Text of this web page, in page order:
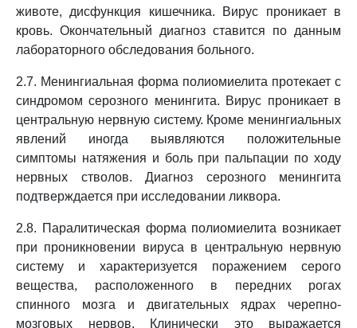
животе, дисфункция кишечника. Вирус проникает в
кровь. Окончательный диагноз ставится по данным
лабораторного обследования больного.
2.7. Менингиальная форма полиомиелита протекает с
синдромом серозного менингита. Вирус проникает в
центральную нервную систему. Кроме менингиальных
явлений иногда выявляются положительные
симптомы натяжения и боль при пальпации по ходу
нервных стволов. Диагноз серозного менингита
подтверждается при исследовании ликвора.
2.8. Паралитическая форма полиомиелита возникает
при проникновении вируса в центральную нервную
систему и характеризуется поражением серого
вещества, расположенного в передних рогах
спинного мозга и двигательных ядрах черепно-
мозговых нервов. Клинически это выражается